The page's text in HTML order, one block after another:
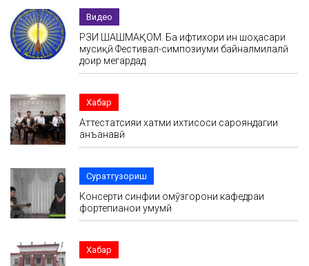
Видео
РӮЗИ ШАШМАҚОМ. Ба ифтихори ин шоҳасари
мусиқӣ Фестивал-симпозиуми байналмилалӣ
доир мегардад
Хабар
Аттестатсияи хатми ихтисоси сарояндагии
анъанавӣ
Суратгузориш
Консерти синфии омӯзгорони кафедраи
фортепианои умумӣ
Хабар